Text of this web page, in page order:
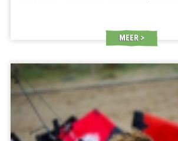
MEER